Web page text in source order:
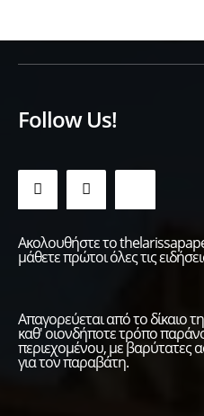
Follow Us!
Ακολουθήστε το
μάθετε πρώτοι όλες τις
Απαγορεύεται από το δίκαιο
καθ' οιονδήποτε τρόπο
περιεχομένου, με βαρύτατες
για τον παραβάτη.